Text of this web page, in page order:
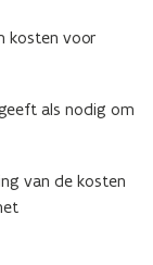
kosten voor
als nodig om
van de kosten